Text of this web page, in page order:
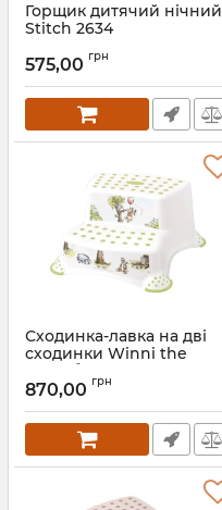
Горщик дитячий нічний
Stitch 2634
575,00 грн
Сходинка-лавка на дві
сходинки Winni the
Pooh біла 1552
Артикул: 1552
870,00 грн